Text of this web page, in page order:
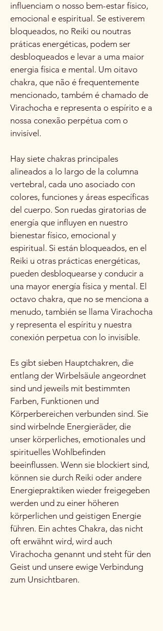
influenciam o nosso bem-estar físico,
emocional e espiritual. Se estiverem
bloqueados, no Reiki ou noutras
práticas energéticas, podem ser
desbloqueados e levar a uma maior
energia física e mental. Um oitavo
chakra, que não é frequentemente
mencionado, também é chamado de
Virachocha e representa o espírito e a
nossa conexão perpétua com o
invisível.
Hay siete chakras principales
alineados a lo largo de la columna
vertebral, cada uno asociado con
colores, funciones y áreas específicas
del cuerpo. Son ruedas giratorias de
energía que influyen en nuestro
bienestar físico, emocional y
espiritual. Si están bloqueados, en el
Reiki u otras prácticas energéticas,
pueden desbloquearse y conducir a
una mayor energía física y mental. El
octavo chakra, que no se menciona a
menudo, también se llama Virachocha
y representa el espíritu y nuestra
conexión perpetua con lo invisible.
Es gibt sieben Hauptchakren, die
entlang der Wirbelsäule angeordnet
sind und jeweils mit bestimmten
Farben, Funktionen und
Körperbereichen verbunden sind. Sie
sind wirbelnde Energieräder, die
unser körperliches, emotionales und
spirituelles Wohlbefinden
beeinflussen. Wenn sie blockiert sind,
können sie durch Reiki oder andere
Energiepraktiken wieder freigegeben
werden und zu einer höheren
körperlichen und geistigen Energie
führen. Ein achtes Chakra, das nicht
oft erwähnt wird, wird auch
Virachocha genannt und steht für den
Geist und unsere ewige Verbindung
zum Unsichtbaren.